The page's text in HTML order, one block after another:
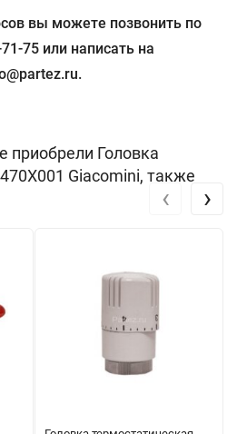
вы можете позвонить по
75 или написать на
приобрели Головка
Giacomini, также
‹ ›